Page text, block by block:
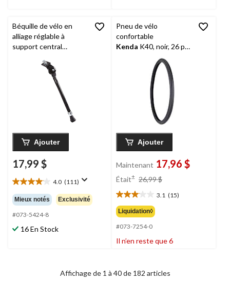
Béquille de vélo en
alliage réglable à
support central
de 20 à 28 po
Ajouter
17,99 $
4.0 (111)
4.0
étoile(s)
sur
5.
111
évaluations
Mieux notés Exclusivité
#073-5424-8
16 En Stock
Pneu de vélo
confortable
Kenda K40, noir, 26 po
Ajouter
Maintenant 17,96 $
Était± 26,99 $
26,99 $
3.1 (15)
3.1
étoile(s)
sur
5.
15
Liquidation◊
#073-7254-0
Il n’en reste que 6
Affichage de 1 à 40 de 182 articles